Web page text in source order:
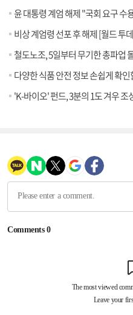
윤 대통령 계엄 해제 "국회 요구 수
비상 계엄령 선포 후 해제 [월드 투
철도노조, 5일부터 무기한 총파업 돌
다양한 식품 안전 정보 손쉽게 확인할
'K-바이오' 펀드, 3분의 1도 겨우 조